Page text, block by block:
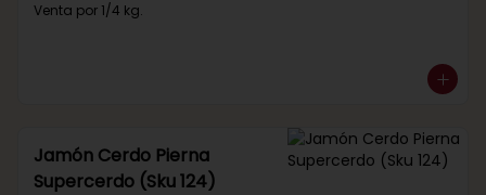
Venta por 1/4 kg.
Jamón Cerdo Pierna
Supercerdo (Sku 124)